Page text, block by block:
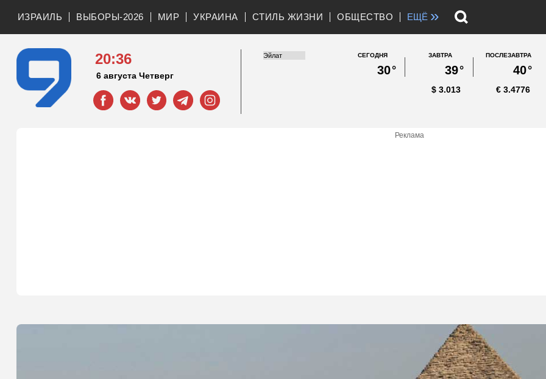
ИЗРАИЛЬ ВЫБОРЫ-2026 МИР УКРАИНА СТИЛЬ ЖИЗНИ ОБЩЕСТВО ЕЩЁ »
20:36
6 августа Четверг
СЕГОДНЯ
30°
ЗАВТРА
39°
ПОСЛЕЗАВТРА
40°
3.013
$ 3.4776
€
Реклама